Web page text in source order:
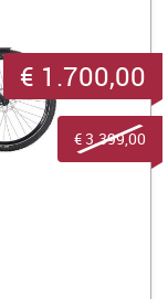
€ 1.700,00
€ 3.399,00